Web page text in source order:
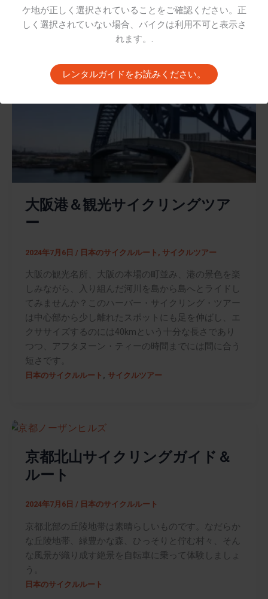
ケ地が正しく選択されていることをご確認ください。正
しく選択されていない場合、バイクは利用不可と表示さ
れます。.
レンタルガイドをお読みください。
っと知りたい、そんな方のためのページです。
ハイライト,ハウツー
大阪港＆観光サイクリングツア
ー
2024年7月6日 / 日本のサイクルルート , サイクルツアー
大阪の観光名所、大阪の本場の町並み、港の景色を楽
しみながら、入り組んだ河川を島から島へとライドし
てみませんか？このハーバー・サイクリング・ツアー
は中心部から少し離れたスポットにも足を伸ばし、エ
クササイズするのには40kmという十分な長さであり
つつ、アフタヌーン・ティーの時間までには間に合う
短さです。
日本のサイクルルート , サイクルツアー
京都北山サイクリングガイド＆
ルート
2024年7月6日 / 日本のサイクルルート
京都北部の丘陵地帯は素晴らしいものです。なだらか
な丘陵地帯、緑豊かな森、ひっそりと佇む村々、そん
な風景が織り成す絶景を自転車に乗って体験しましょ
う。
日本のサイクルルート